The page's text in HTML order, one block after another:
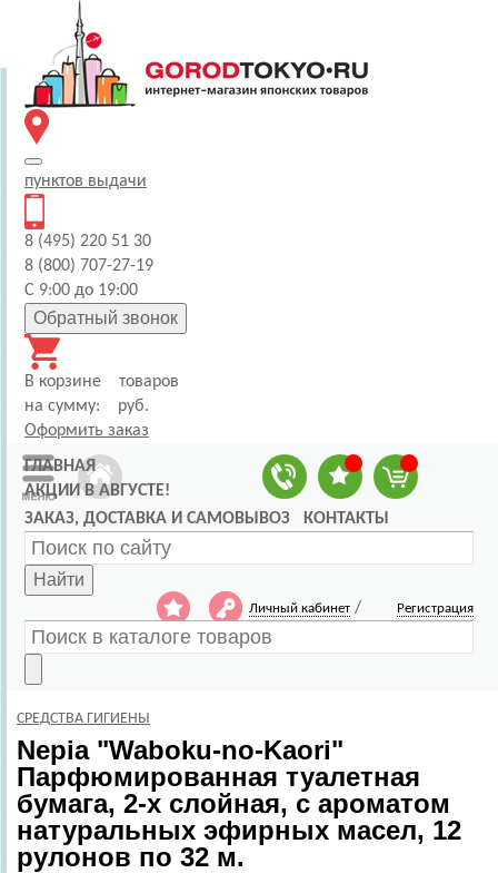
пунктов выдачи
8 (495) 220 51 30
8 (800) 707-27-19
С 9:00 до 19:00
Обратный звонок
В корзине
товаров
на сумму:
руб.
Оформить заказ
ГЛАВНАЯ
АКЦИИ В АВГУСТЕ!
ЗАКАЗ, ДОСТАВКА И САМОВЫВОЗ
КОНТАКТЫ
Найти
Личный кабинет / Регистрация
СРЕДСТВА ГИГИЕНЫ
Nepia"Waboku-no-Kaori"
Парфюмированная туалетная
бумага, 2-х слойная, с ароматом
натуральных эфирных масел, 12
рулонов по 32 м.